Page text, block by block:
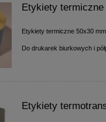
Etykiety
Etykiety termiczne 50x30
Do drukarek biurkowych i
Etykiety